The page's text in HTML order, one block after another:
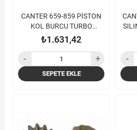
CANTER 659-859 PİSTON
KOL BURCU TURBO
ARAÇLAR İÇİN
₺1.631,42
SEPETE EKLE